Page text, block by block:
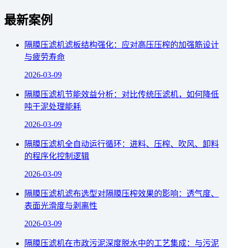
最新案例
隔膜压滤机滤板结构强化：应对高压压榨的加强筋设计
与疲劳寿命
2026-03-09
隔膜压滤机节能效益分析：对比传统压滤机，如何降低
吨干泥处理能耗
2026-03-09
隔膜压滤机全自动运行循环：进料、压榨、吹风、卸料
的程序化控制逻辑
2026-03-09
隔膜压滤机滤布选型对隔膜压榨效果的影响：透气度、
表面光滑度与剥离性
2026-03-09
隔膜压滤机在市政污泥深度脱水中的工艺集成：与污泥